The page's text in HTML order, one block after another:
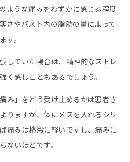
ような痛みをわずかに感じる程度
さやバスト内の脂肪の量によって
す。
していた場合は、精神的なストレ
く感じこともあるでしょう。
み」をどう受け止めるかは患者さ
りますが、体にメスを入れるシリ
痛みは格段に軽いですし、痛みに
ないほどです。